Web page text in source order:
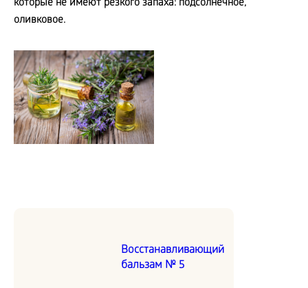
которые не имеют резкого запаха: подсолнечное,
оливковое.
Восстанавливающий
бальзам № 5